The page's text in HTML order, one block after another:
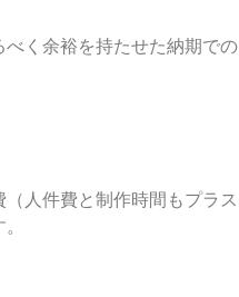
く余裕を持たせた納期での
人件費と制作時間もプラス